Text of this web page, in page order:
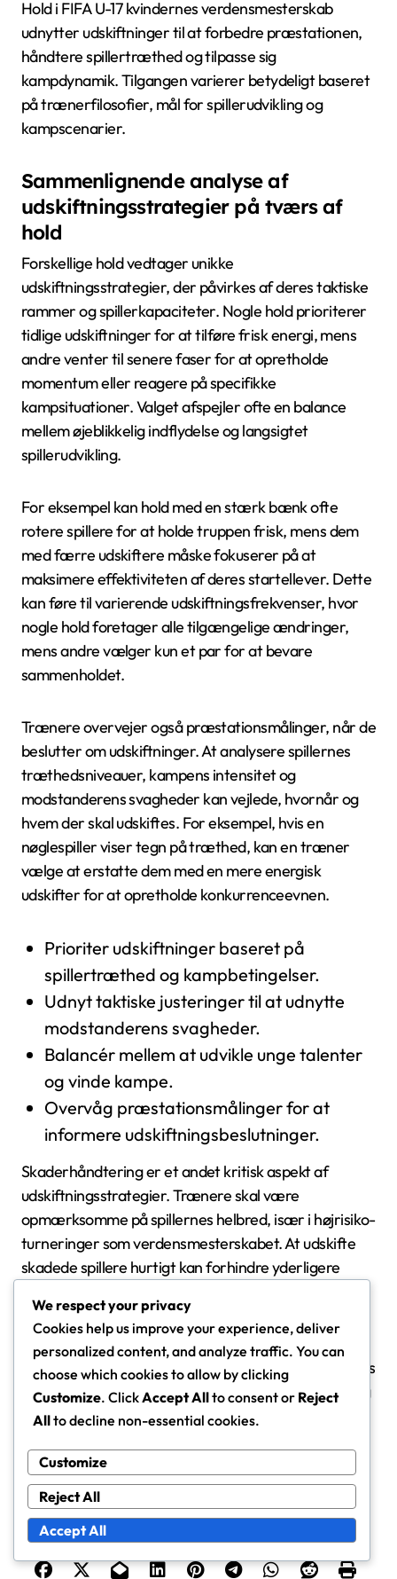
Hold i FIFA U-17 kvindernes verdensmesterskab
udnytter udskiftninger til at forbedre præstationen,
håndtere spillertræthed og tilpasse sig
kampdynamik. Tilgangen varierer betydeligt baseret
på trænerfilosofier, mål for spillerudvikling og
kampscenarier.
Sammenlignende analyse af
udskiftningsstrategier på tværs af
hold
Forskellige hold vedtager unikke
udskiftningsstrategier, der påvirkes af deres taktiske
rammer og spillerkapaciteter. Nogle hold prioriterer
tidlige udskiftninger for at tilføre frisk energi, mens
andre venter til senere faser for at opretholde
momentum eller reagere på specifikke
kampsituationer. Valget afspejler ofte en balance
mellem øjeblikkelig indflydelse og langsigtet
spillerudvikling.
For eksempel kan hold med en stærk bænk ofte
rotere spillere for at holde truppen frisk, mens dem
med færre udskiftere måske fokuserer på at
maksimere effektiviteten af deres startellever. Dette
kan føre til varierende udskiftningsfrekvenser, hvor
nogle hold foretager alle tilgængelige ændringer,
mens andre vælger kun et par for at bevare
sammenholdet.
Trænere overvejer også præstationsmålinger, når de
beslutter om udskiftninger. At analysere spillernes
træthedsniveauer, kampens intensitet og
modstanderens svagheder kan vejlede, hvornår og
hvem der skal udskiftes. For eksempel, hvis en
nøglespiller viser tegn på træthed, kan en træner
vælge at erstatte dem med en mere energisk
udskifter for at opretholde konkurrenceevnen.
Prioriter udskiftninger baseret på
spillertræthed og kampbetingelser.
Udnyt taktiske justeringer til at udnytte
modstanderens svagheder.
Balancér mellem at udvikle unge talenter
og vinde kampe.
Overvåg præstationsmålinger for at
informere udskiftningsbeslutninger.
Skaderhåndtering er et andet kritisk aspekt af
udskiftningsstrategier. Trænere skal være
opmærksomme på spillernes helbred, især i højrisiko-
turneringer som verdensmesterskabet. At udskifte
skadede spillere hurtigt kan forhindre yderligere
præstation forbliver intakt.
Effektive udskiftningsstrategier i FIFA U-17 kvindernes
verdensmesterskab kræver i sidste ende en blanding
af taktisk bevidsthed, spillerhåndtering og
kamp. Hold, der mestrer disse elementer, er bedre
positioneret til at få succes i turneringen.
We respect your privacy
Cookies help us improve your experience, deliver
personalized content, and analyze traffic. You can
choose which cookies to allow by clicking
Customize. ClickAccept Allto consent or Reject
Allto decline non-essential cookies.
Customize
Reject All
Accept All